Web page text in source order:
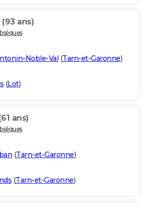
(93 ans)
Noble-Val (Tarn-et-Garonne)
(Lot)
ans)
(Tarn-et-Garonne)
(Tarn-et-Garonne)